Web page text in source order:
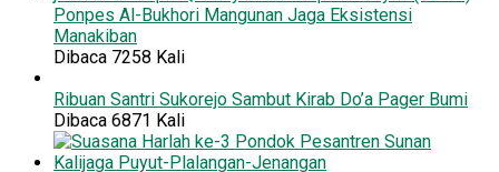
Ponpes Al-Bukhori Mangunan Jaga Eksistensi
Manakiban
Dibaca 7258 Kali
Ribuan Santri Sukorejo Sambut Kirab Do’a Pager Bumi
Dibaca 6871 Kali